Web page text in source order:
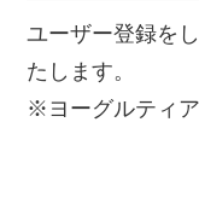
ユーザー登録を
たします。
※ヨーグルティ